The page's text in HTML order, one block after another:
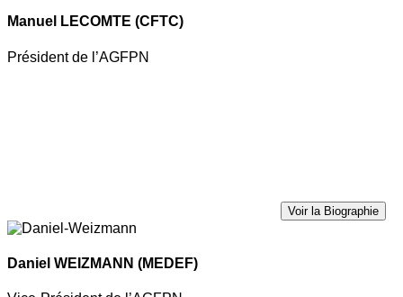
Manuel LECOMTE (CFTC)
Président de l’AGFPN
Voir la Biographie
Daniel WEIZMANN (MEDEF)